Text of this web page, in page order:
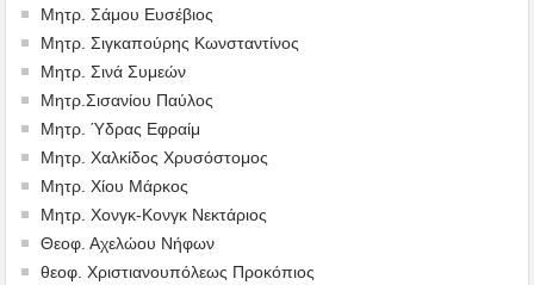
Μητρ. Σάμου Ευσέβιος
Μητρ. Σιγκαπούρης Κωνσταντίνος
Μητρ. Σινά Συμεών
Μητρ.Σισανίου Παύλος
Μητρ. Ύδρας Εφραίμ
Μητρ. Χαλκίδος Χρυσόστομος
Μητρ. Χίου Μάρκος
Μητρ. Χονγκ-Κονγκ Νεκτάριος
Θεοφ. Αχελώου Νήφων
θεοφ. Χριστιανουπόλεως Προκόπιος